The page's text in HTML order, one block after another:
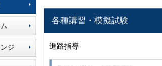
ジ
各種講習・模擬試験
進路指導